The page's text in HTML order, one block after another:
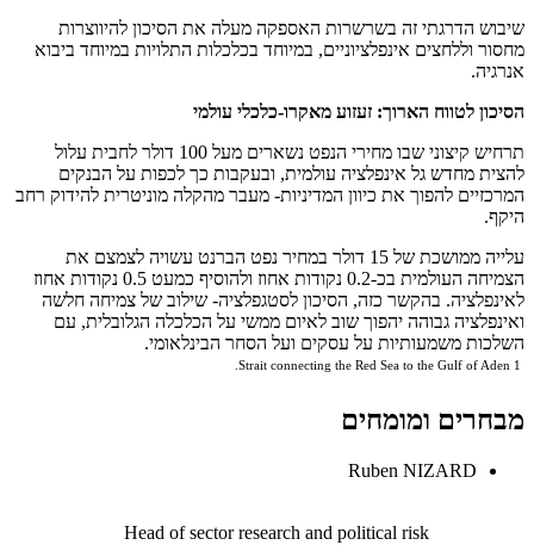
שיבוש הדרגתי זה בשרשרות האספקה מעלה את הסיכון להיווצרות
מחסור וללחצים אינפלציוניים, במיוחד בכלכלות התלויות במיוחד ביבוא
אנרגיה.
הסיכון לטווח הארוך: זעזוע מאקרו-כלכלי עולמי
תרחיש קיצוני שבו מחירי הנפט נשארים מעל 100 דולר לחבית עלול
להצית מחדש גל אינפלציה עולמית, ובעקבות כך לכפות על הבנקים
המרכזיים להפוך את כיוון המדיניות- מעבר מהקלה מוניטרית להידוק רחב
היקף.
עלייה ממושכת של 15 דולר במחיר נפט הברנט עשויה לצמצם את
הצמיחה העולמית בכ-0.2 נקודות אחוז ולהוסיף כמעט 0.5 נקודות אחוז
לאינפלציה. בהקשר כזה, הסיכון לסטגפלציה- שילוב של צמיחה חלשה
ואינפלציה גבוהה יהפוך שוב לאיום ממשי על הכלכלה הגלובלית, עם
השלכות משמעותיות על עסקים ועל הסחר הבינלאומי.
מבחרים ומומחים
Ruben NIZARD
Head of sector research and political risk